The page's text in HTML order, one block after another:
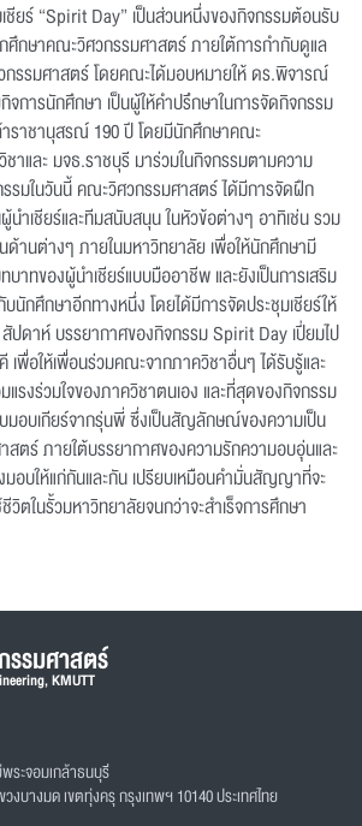
ชียร์ “Spirit Day” เป็นส่วนหนึ่งของกิจกรรมต้อนรับ
ศึกษาคณะวิศวกรรมศาสตร์ ภายใต้การกำกับดูแล
รรมศาสตร์ โดยคณะได้มอบหมายให้ ดร.พิจารณ์
การนักศึกษา เป็นผู้ให้คำปรึกษาในการจัดกิจกรรม
ราชานุสรณ์ 190 ปี โดยมีนักศึกษาคณะ
าและ มจธ.ราชบุรี มาร่วมในกิจกรรมตามความ
รมในวันนี้ คณะวิศวกรรมศาสตร์ ได้มีการจัดฝึก
นำเชียร์และทีมสนับสนุน ในหัวข้อต่างๆ อาทิเช่น รวม
านต่างๆ ภายในมหาวิทยาลัย เพื่อให้นักศึกษามี
บาทของผู้นำเชียร์แบบมืออาชีพ และยังเป็นการเสริม
นักศึกษาอีกทางหนึ่ง โดยได้มีการจัดประชุมเชียร์ให้
ปดาห์ บรรยากาศของกิจกรรม Spirit Day เปี่ยมไป
พื่อให้เพื่อนร่วมคณะจากภาควิชาอื่นๆ ได้รับรู้และ
รงร่วมใจของภาควิชาตนเอง และที่สุดของกิจกรรม
มอบเกียร์จากรุ่นพี่ ซึ่งเป็นสัญลักษณ์ของความเป็น
ตร์ ภายใต้บรรยากาศของความรักความอบอุ่นและ
มอบให้แก่กันและกัน เปรียบเหมือนคำมั่นสัญญาที่จะ
วิตในรั้วมหาวิทยาลัยจนกว่าจะสำเร็จการศึกษา
รมศาสตร์
KMUTT
ระจอมเกล้าธนบุรี
งบางมด เขตทุ่งครุ กรุงเทพฯ 10140 ประเทศไทย